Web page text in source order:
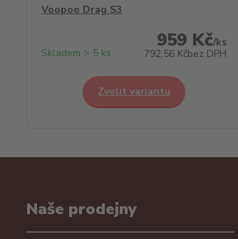
Voopoo Drag S3
959 Kč/ks
792,56 Kčbez DPH
Skladem > 5 ks
Zvolit variantu
Naše prodejny